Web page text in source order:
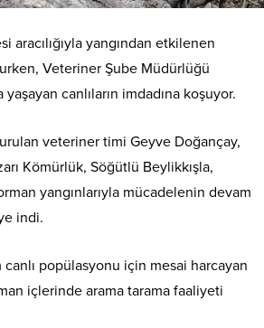
aracılığıyla yangından etkilenen
Veteriner Şube Müdürlüğü
canlıların imdadına koşuyor.
veteriner timi Geyve Doğançay,
Kömürlük, Söğütlü Beylikkışla,
yangınlarıyla mücadelenin devam
indi.
popülasyonu için mesai harcayan
içlerinde arama tarama faaliyeti